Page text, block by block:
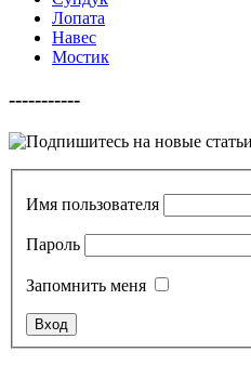
Лопата
Навес
Мостик
-----------
Имя пользователя
Пароль
Запомнить меня